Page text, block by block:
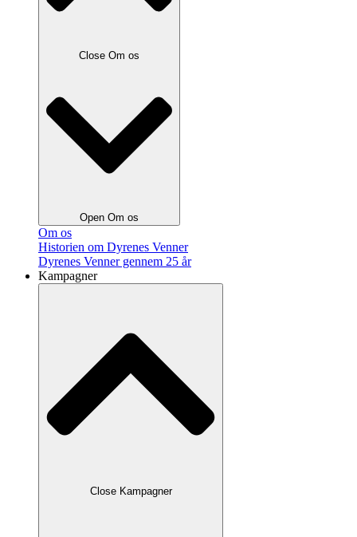
Close Om os
Open Om os
Om os
Historien om Dyrenes Venner
Dyrenes Venner gennem 25 år
Kampagner
Close Kampagner